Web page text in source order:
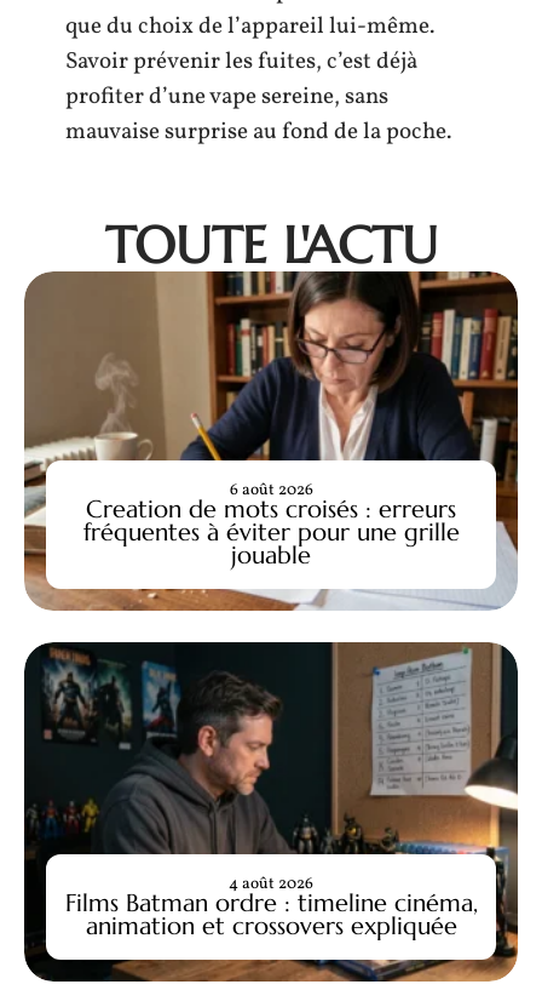
que du choix de l’appareil lui-même.
Savoir prévenir les fuites, c’est déjà
profiter d’une vape sereine, sans
mauvaise surprise au fond de la poche.
TOUTE L'ACTU
Creation de mots croisés : erreurs
fréquentes à éviter pour une grille
jouable
6 août 2026
Films Batman ordre : timeline cinéma,
animation et crossovers expliquée
4 août 2026